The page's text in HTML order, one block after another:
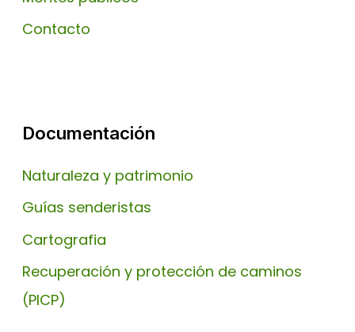
Contacto
Documentación
Naturaleza y patrimonio
Guías senderistas
Cartografia
Recuperación y protección de caminos
(PICP)